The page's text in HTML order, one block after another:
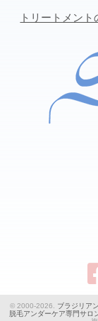
トリートメン
© 2000-2026.
ブラジリア
脱毛アンダーケア専門サ